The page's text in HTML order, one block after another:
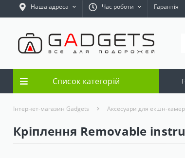
Наша адреса Час роботи Гарантія
Список категорій
Інтернет-магазин Gadgets Аксесуари для екшн-камер
Кріплення Removable